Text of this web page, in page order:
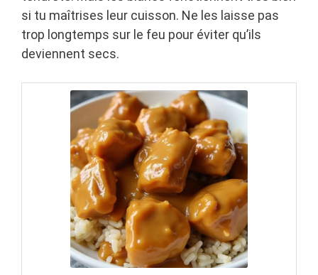
si tu maîtrises leur cuisson. Ne les laisse pas
trop longtemps sur le feu pour éviter qu’ils
deviennent secs.